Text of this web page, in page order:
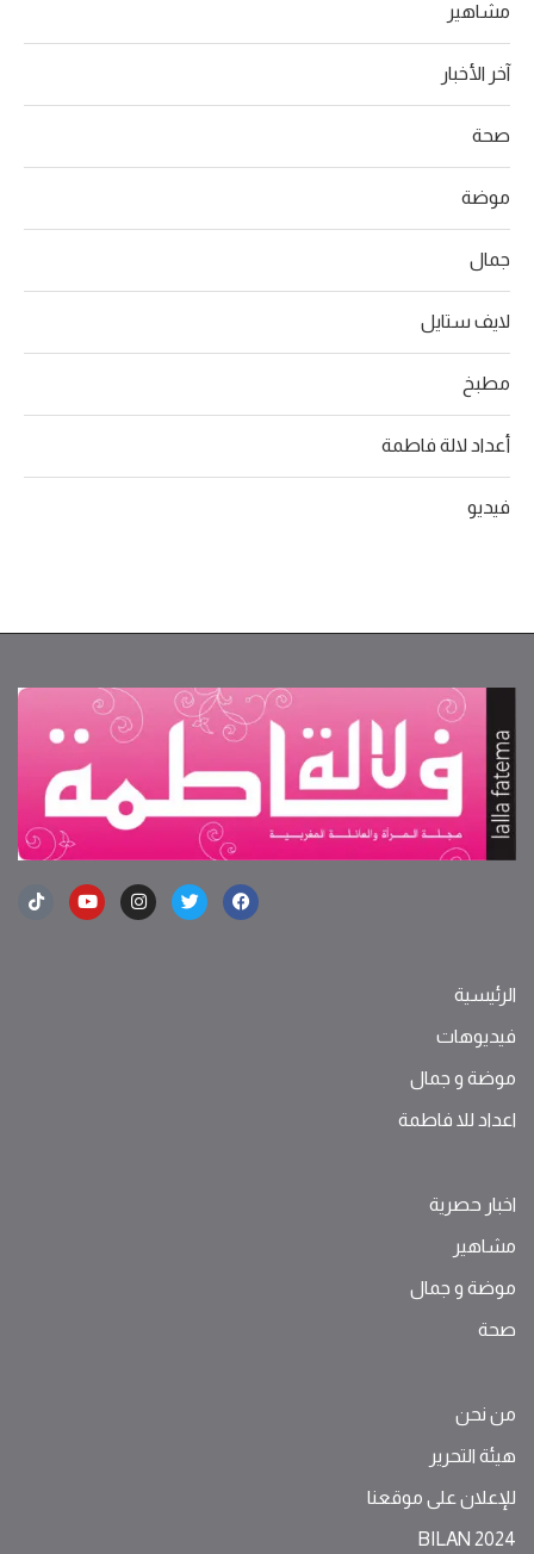
مشاهير
آخر الأخبار
صحة
موضة
جمال
لايف ستايل
مطبخ
أعداد لالة فاطمة
فيديو
الرئيسية
فيديوهات
موضة ‫و‬ ‫‬‫جمال‬
اعداد للا فاطمة
اخبار حصرية
مشاهير
موضة ‫و‬ ‫‬‫جمال‬
صحة
من نحن
هيئة التحرير
للإعلان على موقعنا
BILAN 2024